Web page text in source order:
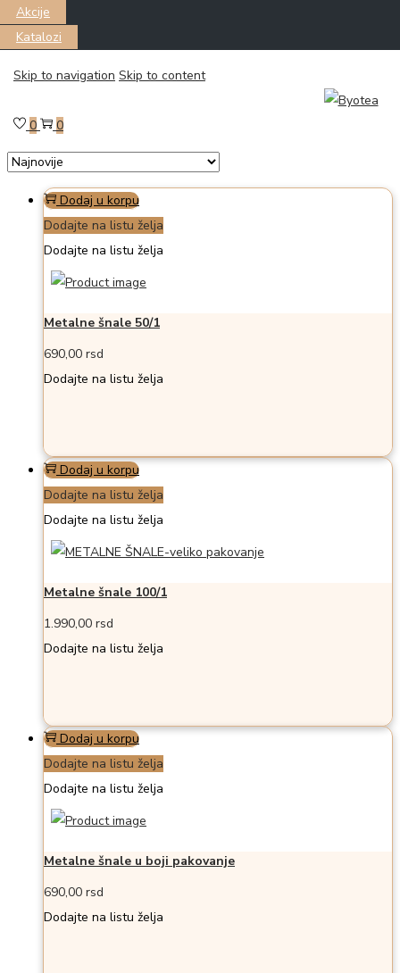
Akcije
Katalozi
Skip to navigation Skip to content
0 0
Filter
Prikazano all 6 proizvoda
Dodaj u korpu
Dodajte na listu želja
Dodajte na listu želja
Metalne šnale 50/1
690,00 rsd
Dodajte na listu želja
Dodaj u korpu
Dodajte na listu želja
Dodajte na listu želja
Metalne šnale 100/1
1.990,00 rsd
Dodajte na listu želja
Dodaj u korpu
Dodajte na listu želja
Dodajte na listu želja
Metalne šnale u boji pakovanje
690,00 rsd
Dodajte na listu želja